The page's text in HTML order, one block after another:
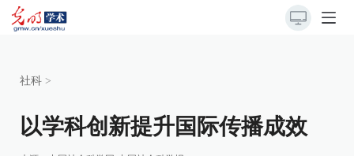
社科 >
以学科创新提升国际传播成效